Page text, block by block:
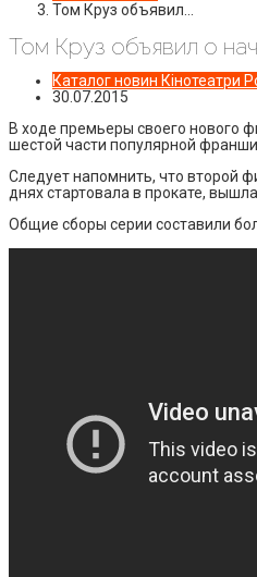
Том Круз объявил…
Том Круз объявил о
Каталог новин Кінотеатри
30.07.2015
В ходе премьеры своего нового
шестой части популярной
Следует напомнить, что второй
днях стартовала в прокате,
Общие сборы серии составили